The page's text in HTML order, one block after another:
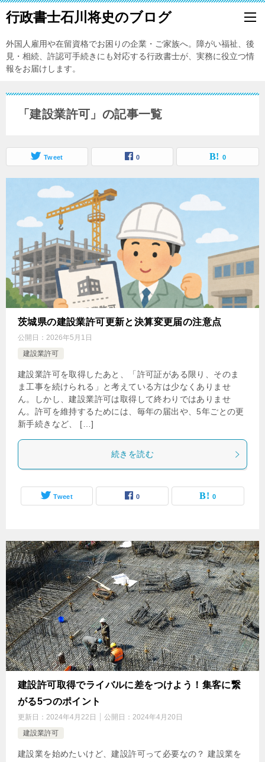
行政書士石川将史のブログ
外国人雇用や在留資格でお困りの企業・ご家族へ。障がい福祉、後
見・相続、許認可手続きにも対応する行政書士が、実務に役立つ情
報をお届けします。
「建設業許可」の記事一覧
Tweet 0 0
茨城県の建設業許可更新と決算変更届の注意点
公開日： 2026年5月1日
建設業許可
建設業許可を取得したあと、「許可証がある限り、そのま
ま工事を続けられる」と考えている方は少なくありませ
ん。しかし、建設業許可は取得して終わりではありませ
ん。許可を維持するためには、毎年の届出や、5年ごとの更
新手続きなど、 […]
続きを読む
Tweet 0 0
建設許可取得でライバルに差をつけよう！集客に繋
がる5つのポイント
更新日： 2024年4月22日 公開日： 2024年4月20日
建設業許可
建設業を始めたいけど、建設許可って必要なの？ 建設業を